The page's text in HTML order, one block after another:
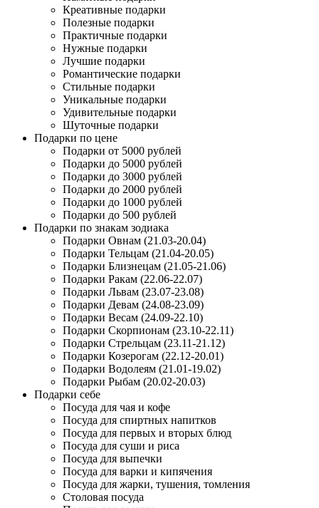
Креативные подарки
Полезные подарки
Практичные подарки
Нужные подарки
Лучшие подарки
Романтические подарки
Стильные подарки
Уникальные подарки
Удивительные подарки
Шуточные подарки
Подарки по цене
Подарки от 5000 рублей
Подарки до 5000 рублей
Подарки до 3000 рублей
Подарки до 2000 рублей
Подарки до 1000 рублей
Подарки до 500 рублей
Подарки по знакам зодиака
Подарки Овнам (21.03-20.04)
Подарки Тельцам (21.04-20.05)
Подарки Близнецам (21.05-21.06)
Подарки Ракам (22.06-22.07)
Подарки Львам (23.07-23.08)
Подарки Девам (24.08-23.09)
Подарки Весам (24.09-22.10)
Подарки Скорпионам (23.10-22.11)
Подарки Стрельцам (23.11-21.12)
Подарки Козерогам (22.12-20.01)
Подарки Водолеям (21.01-19.02)
Подарки Рыбам (20.02-20.03)
Подарки себе
Посуда для чая и кофе
Посуда для спиртных напитков
Посуда для первых и вторых блюд
Посуда для суши и риса
Посуда для выпечки
Посуда для варки и кипячения
Посуда для жарки, тушения, томления
Столовая посуда